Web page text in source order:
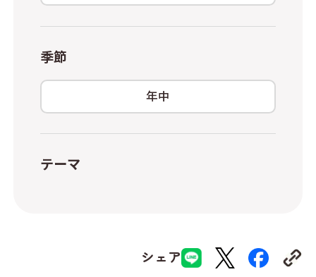
季節
年中
テーマ
シェア